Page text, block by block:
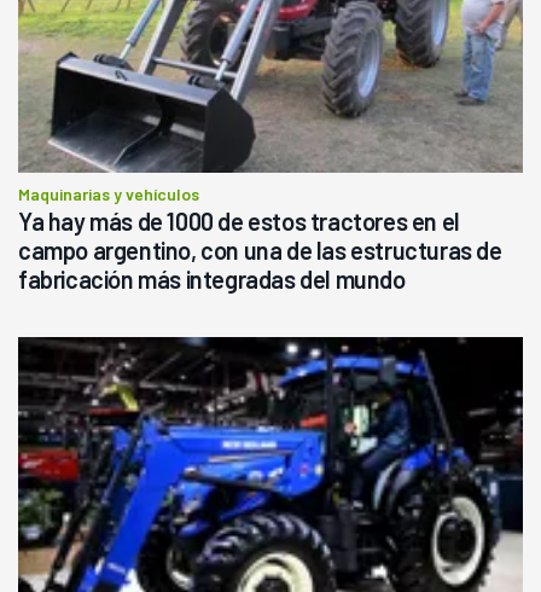
Maquinarias y vehículos
Ya hay más de 1000 de estos tractores en el
campo argentino, con una de las estructuras de
fabricación más integradas del mundo